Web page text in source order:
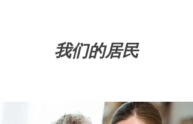
我们的居民